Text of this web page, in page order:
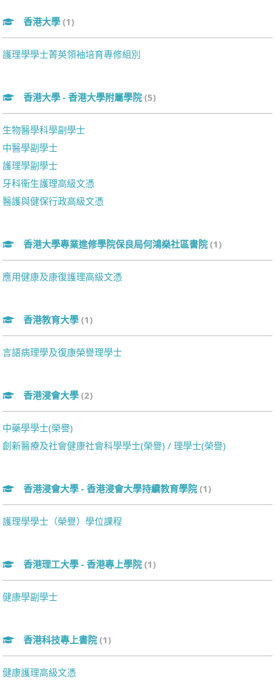
香港大學 (1)
護理學學士菁英領袖培育專修組別
香港大學 - 香港大學附屬學院 (5)
生物醫學科學副學士
中醫學副學士
護理學副學士
牙科衞生護理高級文憑
醫護與健保行政高級文憑
香港大學專業進修學院保良局何鴻燊社區書院 (1)
應用健康及康復護理高級文憑
香港教育大學 (1)
言語病理學及復康榮譽理學士
香港浸會大學 (2)
中藥學學士(榮譽)
創新醫療及社會健康社會科學學士(榮譽) / 理學士(榮譽)
香港浸會大學 - 香港浸會大學持續教育學院 (1)
護理學學士（榮譽）學位課程
香港理工大學 - 香港專上學院 (1)
健康學副學士
香港科技專上書院 (1)
健康護理高級文憑